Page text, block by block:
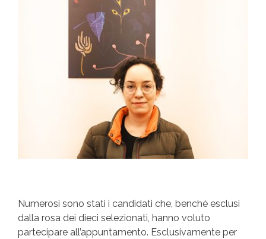
Numerosi sono stati i candidati che, benché esclusi
dalla rosa dei dieci selezionati, hanno voluto
partecipare all’appuntamento. Esclusivamente per